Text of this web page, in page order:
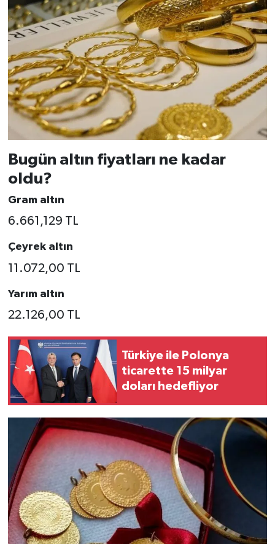
Bugün altın fiyatları ne kadar
oldu?
Gram altın
6.661,129 TL
Çeyrek altın
11.072,00 TL
Yarım altın
22.126,00 TL
Türkiye ile Polonya
ticarette 15 milyar
doları hedefliyor